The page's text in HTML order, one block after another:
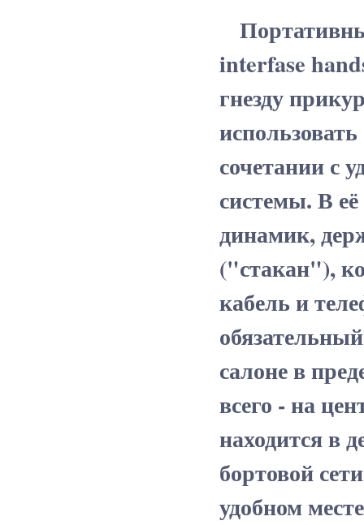
interfase
гнезду
сочетании с
системы. В
динамик,
("стакан"),
кабель и
салоне в
всего - на
находится в
бортовой
удобном